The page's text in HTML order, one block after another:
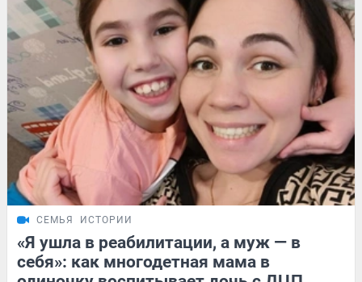
СЕМЬЯ ИСТОРИИ
«Я ушла в реабилитации, а муж — в
себя»: как многодетная мама в